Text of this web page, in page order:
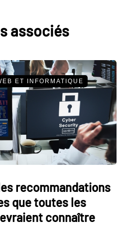
associés
ET INFORMATIQUE
recommandations
que toutes les
connaître